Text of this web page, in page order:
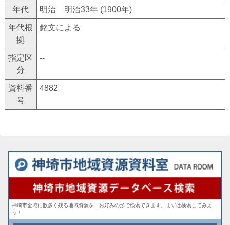
年代 明治 明治33年 (1900年)
年代根
拠
銘文による
指定区
分
--
資料番
号
4882
神埼市全域に数多く残る地域資源を、お好みの形で検索できます。まずは検索してみよ
う！